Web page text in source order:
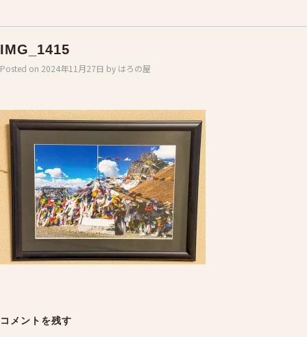
IMG_1415
Posted on 2024年11月27日 by はろの屋
navigation
コメントを残す